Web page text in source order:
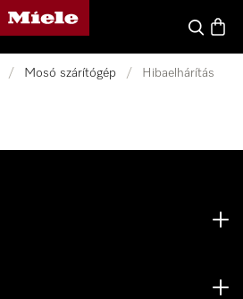
Miele honlapja
Kereses
/ Mosó szárítógép / Hibaelhárítás